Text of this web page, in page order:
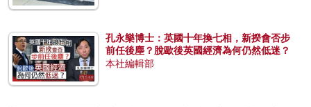
孔永樂博士：英國十年換七相，新揆會否步
前任後塵？脫歐後英國經濟為何仍然低迷？
本社編輯部